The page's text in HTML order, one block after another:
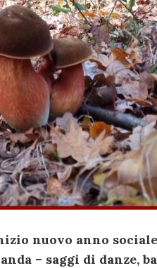
nuovo anno
– saggi di danze,